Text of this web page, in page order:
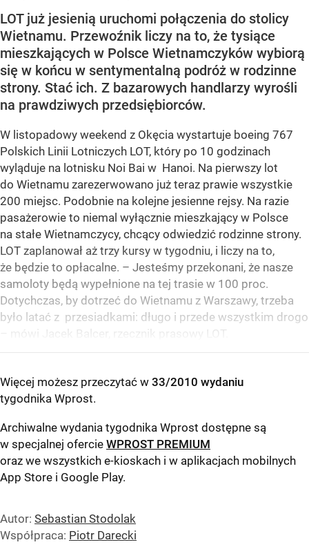
LOT już jesienią uruchomi połączenia do stolicy
Wietnamu. Przewoźnik liczy na to, że tysiące
mieszkających w Polsce Wietnamczyków wybiorą
się w końcu w sentymentalną podróż w rodzinne
strony. Stać ich. Z bazarowych handlarzy wyrośli
na prawdziwych przedsiębiorców.
W listopadowy weekend z Okęcia wystartuje boeing 767
Polskich Linii Lotniczych LOT, który po 10 godzinach
wyląduje na lotnisku Noi Bai w Hanoi. Na pierwszy lot
do Wietnamu zarezerwowano już teraz prawie wszystkie
200 miejsc. Podobnie na kolejne jesienne rejsy. Na razie
pasażerowie to niemal wyłącznie mieszkający w Polsce
na stałe Wietnamczycy, chcący odwiedzić rodzinne strony.
LOT zaplanował aż trzy kursy w tygodniu, i liczy na to,
że będzie to opłacalne. – Jesteśmy przekonani, że nasze
samoloty będą wypełnione na tej trasie w 100 proc.
Dotychczas, by dotrzeć do Wietnamu z Warszawy, trzeba
było latać z przesiadkami: długo i przede wszystkim drogo
– mówi Jacek Balcer, rzecznik prasowy LOT.
Więcej możesz przeczytać w 33/2010 wydaniu
tygodnika Wprost.
Archiwalne wydania tygodnika Wprost dostępne są
w specjalnej ofercie WPROST PREMIUM
oraz we wszystkich e-kioskach i w aplikacjach mobilnych
App Store i Google Play.
Autor: Sebastian Stodolak
Współpraca: Piotr Darecki